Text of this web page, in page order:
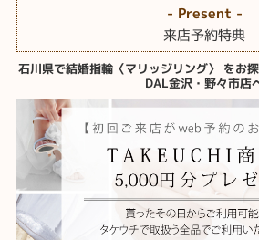
- Present -
来店予約特典
石川県で結婚指輪〈マリッジリング〉 をお
DAL金沢・野々市店